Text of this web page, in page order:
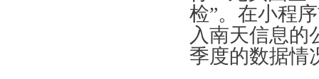
检”。在小程
入南天信息的
季度的数据情